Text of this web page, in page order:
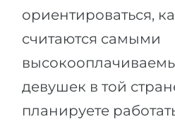
ориентироваться,
считаются самыми
девушек в той
планируете